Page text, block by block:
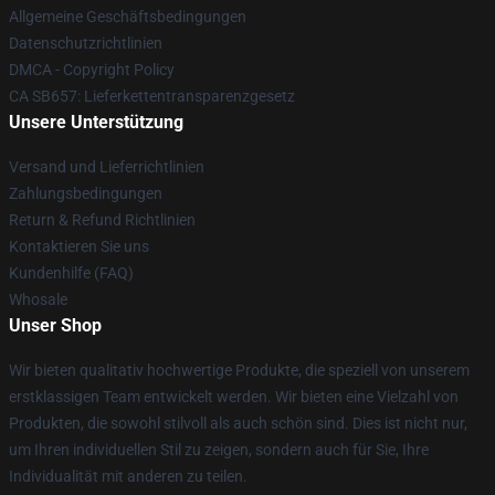
Allgemeine Geschäftsbedingungen
Datenschutzrichtlinien
DMCA - Copyright Policy
CA SB657: Lieferkettentransparenzgesetz
Unsere Unterstützung
Versand und Lieferrichtlinien
Zahlungsbedingungen
Return & Refund Richtlinien
Kontaktieren Sie uns
Kundenhilfe (FAQ)
Whosale
Unser Shop
Wir bieten qualitativ hochwertige Produkte, die speziell von unserem
erstklassigen Team entwickelt werden. Wir bieten eine Vielzahl von
Produkten, die sowohl stilvoll als auch schön sind. Dies ist nicht nur,
um Ihren individuellen Stil zu zeigen, sondern auch für Sie, Ihre
Individualität mit anderen zu teilen.